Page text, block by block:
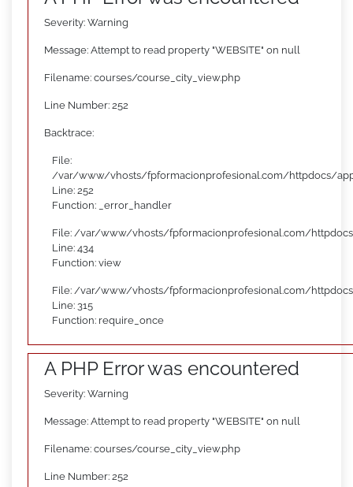
Severity: Warning
Message: Attempt to read property "WEBSITE" on null
Filename: courses/course_city_view.php
Line Number: 252
Backtrace:
File:
/var/www/vhosts/fpformacionprofesional.com/httpdocs/
Line: 252
Function: _error_handler
File: /var/www/vhosts/fpformacionprofesional.com/
Line: 434
Function: view
File: /var/www/vhosts/fpformacionprofesional.com/
Line: 315
Function: require_once
A PHP Error was encountered
Severity: Warning
Message: Attempt to read property "WEBSITE" on null
Filename: courses/course_city_view.php
Line Number: 252